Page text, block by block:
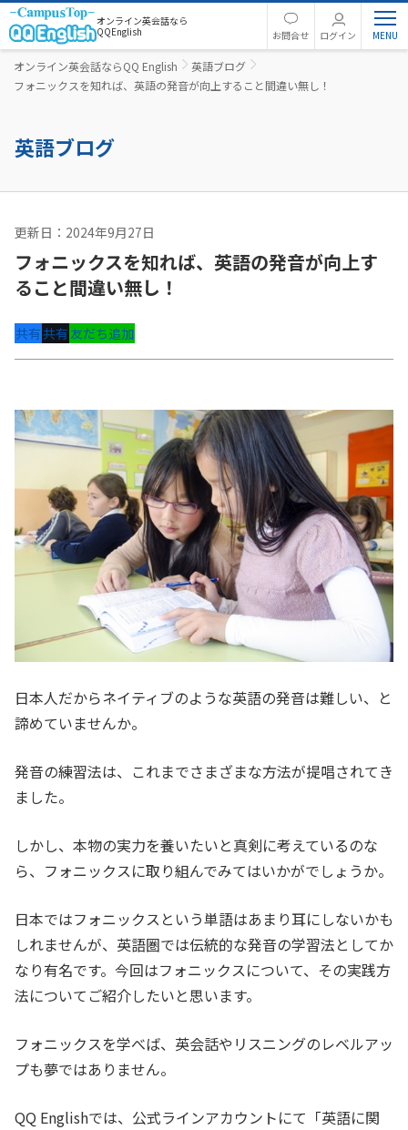
オンライン英会話なら
QQEnglish
お問合せ ログイン
オンライン英会話ならQQ English
英語ブログ
フォニックスを知れば、英語の発音が向上すること間違い無し！
英語ブログ
更新日：2024年9月27日
フォニックスを知れば、英語の発音が向上す
ること間違い無し！
共有共有友だち追加
日本人だからネイティブのような英語の発音は難しい、と
諦めていませんか。
発音の練習法は、これまでさまざまな方法が提唱されてき
ました。
しかし、本物の実力を養いたいと真剣に考えているのな
ら、フォニックスに取り組んでみてはいかがでしょうか。
日本ではフォニックスという単語はあまり耳にしないかも
しれませんが、英語圏では伝統的な発音の学習法としてか
なり有名です。今回はフォニックスについて、その実践方
法についてご紹介したいと思います。
フォニックスを学べば、英会話やリスニングのレベルアッ
プも夢ではありません。
QQ Englishでは、公式ラインアカウントにて「英語に関